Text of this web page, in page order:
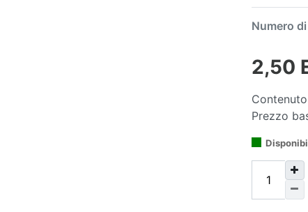
Numero
2,50
Contenuto
Prezzo